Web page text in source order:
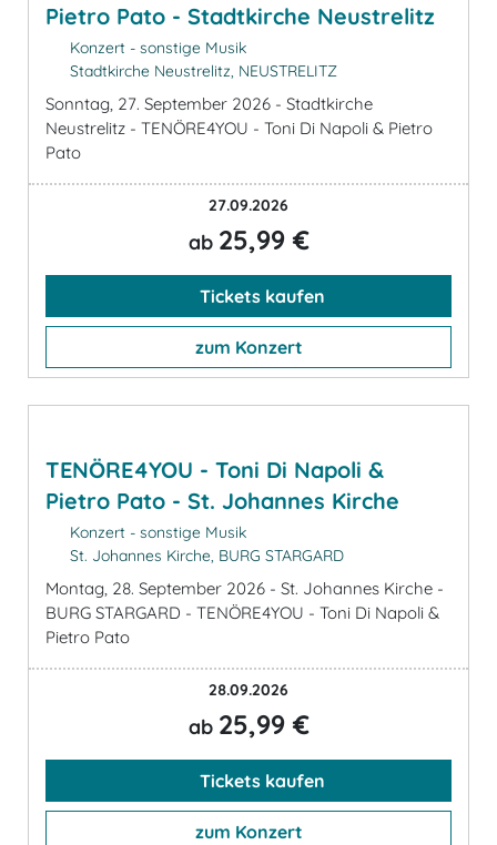
Pietro Pato - Stadtkirche Neustrelitz
Konzert - sonstige Musik
Stadtkirche Neustrelitz, NEUSTRELITZ
Sonntag, 27. September 2026 - Stadtkirche
Neustrelitz - TENÖRE4YOU - Toni Di Napoli & Pietro
Pato
27.09.2026
ab 25,99 €
Tickets kaufen
zum Konzert
TENÖRE4YOU - Toni Di Napoli &
Pietro Pato - St. Johannes Kirche
Konzert - sonstige Musik
St. Johannes Kirche, BURG STARGARD
Montag, 28. September 2026 - St. Johannes Kirche -
BURG STARGARD - TENÖRE4YOU - Toni Di Napoli &
Pietro Pato
28.09.2026
ab 25,99 €
Tickets kaufen
zum Konzert